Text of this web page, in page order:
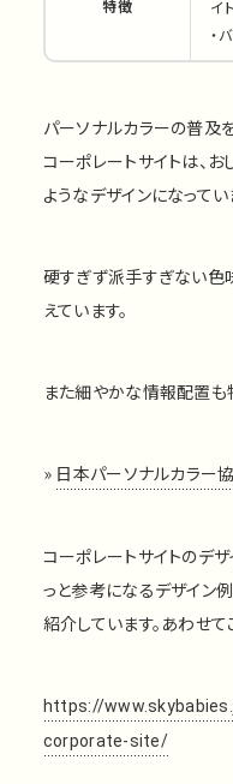
特徴
イト
・
パーソナルカラーの普及
コーポレートサイトは、
ようなデザインになってい
硬すぎず派手すぎない
えています。
また細やかな情報配置も
» 日本パーソナルカラー
コーポレートサイトのデ
っと参考になるデザイン
紹介しています。あわせて
https://
corporate-site/